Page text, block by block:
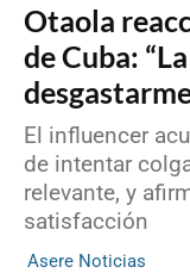
Otaola
de Cuba:
El influencer
de intentar
relevante, y
satisfacción
Asere Noticias